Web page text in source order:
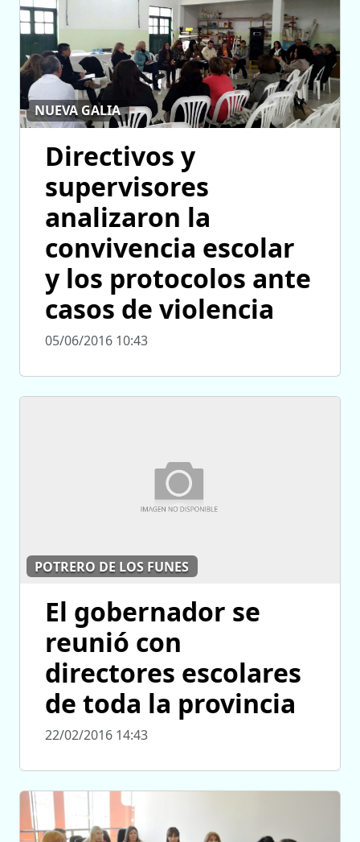
NUEVA GALIA
Directivos y
supervisores
analizaron la
convivencia escolar
y los protocolos ante
casos de violencia
05/06/2016 10:43
POTRERO DE LOS FUNES
El gobernador se
reunió con
directores escolares
de toda la provincia
22/02/2016 14:43